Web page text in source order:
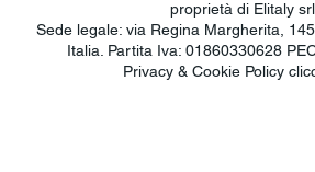
proprietà di Elitaly srl.
Sede legale: via Regina Margherita,
Italia. Partita Iva: 01860330628
Privacy & Cookie Policy